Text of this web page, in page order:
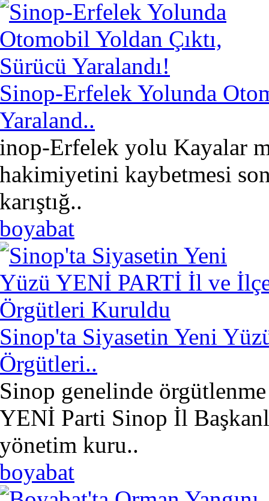
Sinop-Erfelek Yolunda
Yaraland..
inop-Erfelek yolu Kayalar
hakimiyetini kaybetmesi
karıştığ..
boyabat
Sinop'ta Siyasetin Yeni
Örgütleri..
Sinop genelinde örgütlenme
YENİ Parti Sinop İl
yönetim kuru..
boyabat